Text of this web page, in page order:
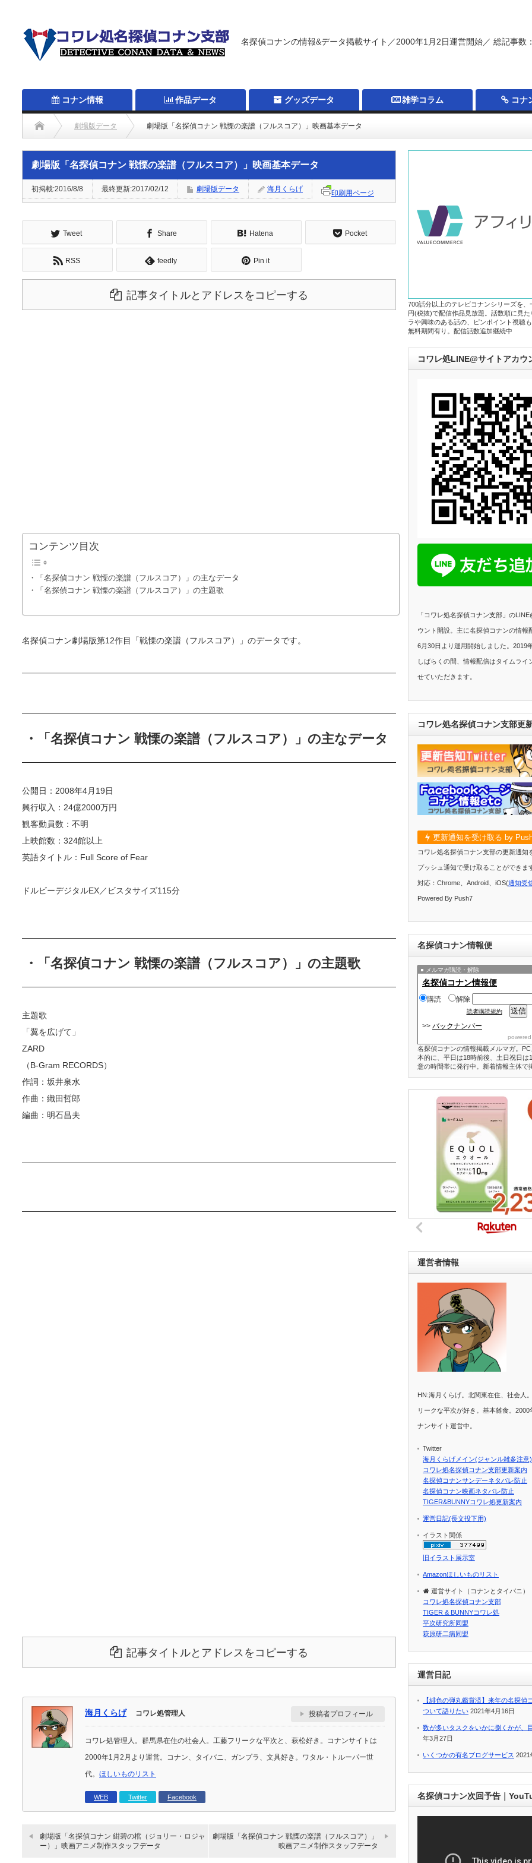
名探偵コナンの情報&データ掲載サイト／2000年1月2日運営開始／ 総記事数
コナン情報 作品データ グッズデータ 雑学コラム コナ
劇場版データ 劇場版「名探偵コナン 戦慄の楽譜（フルスコア）」映画基本データ
劇場版「名探偵コナン 戦慄の楽譜（フルスコア）」映画基本データ
初掲載:2016/8/8 最終更新:2017/02/12 劇場版データ 海月くらげ 印刷用ページ
Tweet Share Hatena Pocket
RSS feedly Pin it
記事タイトルとアドレスをコピーする
コンテンツ目次
・「名探偵コナン 戦慄の楽譜（フルスコア）」の主なデータ
・「名探偵コナン 戦慄の楽譜（フルスコア）」の主題歌
名探偵コナン劇場版第12作目「戦慄の楽譜（フルスコア）」のデータです。
・「名探偵コナン 戦慄の楽譜（フルスコア）」の主なデータ
公開日：2008年4月19日
興行収入：24億2000万円
観客動員数：不明
上映館数：324館以上
英語タイトル：Full Score of Fear
ドルビーデジタルEX／ビスタサイズ115分
・「名探偵コナン 戦慄の楽譜（フルスコア）」の主題歌
主題歌
「翼を広げて」
ZARD
（B-Gram RECORDS）
作詞：坂井泉水
作曲：織田哲郎
編曲：明石昌夫
記事タイトルとアドレスをコピーする
海月くらげ コワレ処管理人 投稿者プロフィール
コワレ処管理人。群馬県在住の社会人。工藤フリークな平次と、萩松好き。コナンサイトは
2000年1月2月より運営。コナン、タイバニ、ガンプラ、文具好き。ワタル・トルーパー世
代。 ほしいものリスト
WEB Twitter Facebook
劇場版「名探偵コナン 紺碧の棺（ジョリー・ロジャ
ー）」映画アニメ制作スタッフデータ
劇場版「名探偵コナン 戦慄の楽譜（フルスコア）」
映画アニメ制作スタッフデータ
700話分以上のテレビコナンシリーズを、
円(税抜)で配信作品見放題。話数順に見
ラや興味のある話の、ピンポイント視聴
無料期間有り。配信話数追加継続中
コワレ処LINE@サイトアカウ
「コワレ処名探偵コナン支部」の
ウント開設。主に名探偵コナンの情報
6月30日より運用開始しました。2019
しばらくの間、情報配信はタイムライ
せていただきます。
コワレ処名探偵コナン支部更
更新通知を受け取る by
コワレ処名探偵コナン支部の更新通知
プッシュ通知で受け取ることができま
対応：Chrome、Android、iOS(通知受
Powered By Push7
名探偵コナン情報便
メルマガ購読・解除
名探偵コナン情報便
購読 解除
読者購読規約
>> バックナンバー
名探偵コナンの情報掲載メルマガ。
本的に、平日は18時前後、土日祝日は
意の時間帯に発行中。新着情報主体で
運営者情報
HN:海月くらげ。北関東在住、社会人
リークな平次が好き。基本雑食。2000
ナンサイト運営中。
Twitter
海月くらげメイン(ジャンル雑多注意)
コワレ処名探偵コナン支部更新案内
名探偵コナンサンデーネタバレ防止
名探偵コナン映画ネタバレ防止
TIGER&BUNNYコワレ処更新案内
運営日記(長文投下用)
イラスト関係
旧イラスト展示室
Amazonほしいものリスト
運営サイト（コナンとタイバニ）
コワレ処名探偵コナン支部
TIGER & BUNNYコワレ処
平次研究所同盟
萩原研二病同盟
運営日記
【緋色の弾丸鑑賞済】来年の名探偵
ついて語りたい 2021年4月16日
数が多いタスクをいかに捌くかが、
年3月27日
いくつかの有名ブログサービス 2021
名探偵コナン次回予告｜